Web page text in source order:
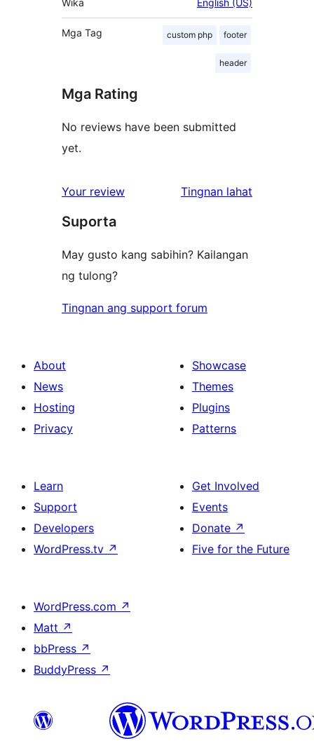
Mga Tag custom php footer
header
Mga Rating
No reviews have been submitted
yet.
Your review Tingnan lahat
Suporta
May gusto kang sabihin? Kailangan
ng tulong?
Tingnan ang support forum
About
News
Hosting
Privacy
Showcase
Themes
Plugins
Patterns
Learn
Support
Developers
WordPress.tv ↗
Get Involved
Events
Donate ↗
Five for the Future
WordPress.com ↗
Matt ↗
bbPress ↗
BuddyPress ↗